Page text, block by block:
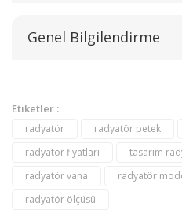
Yorum
Genel Bilgilendirme
Etiketler :
radyatör radyatör petek
radyatör fiyatları
tasarım
radyatör vana
radyatör
radyatör ölçüsü